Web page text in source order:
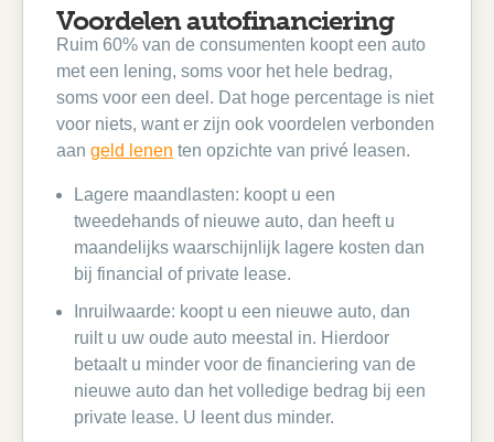
Voordelen autofinanciering
Ruim 60% van de consumenten koopt een auto
met een lening, soms voor het hele bedrag,
soms voor een deel. Dat hoge percentage is niet
voor niets, want er zijn ook voordelen verbonden
aan geld lenen ten opzichte van privé leasen.
Lagere maandlasten: koopt u een
tweedehands of nieuwe auto, dan heeft u
maandelijks waarschijnlijk lagere kosten dan
bij financial of private lease.
Inruilwaarde: koopt u een nieuwe auto, dan
ruilt u uw oude auto meestal in. Hierdoor
betaalt u minder voor de financiering van de
nieuwe auto dan het volledige bedrag bij een
private lease. U leent dus minder.